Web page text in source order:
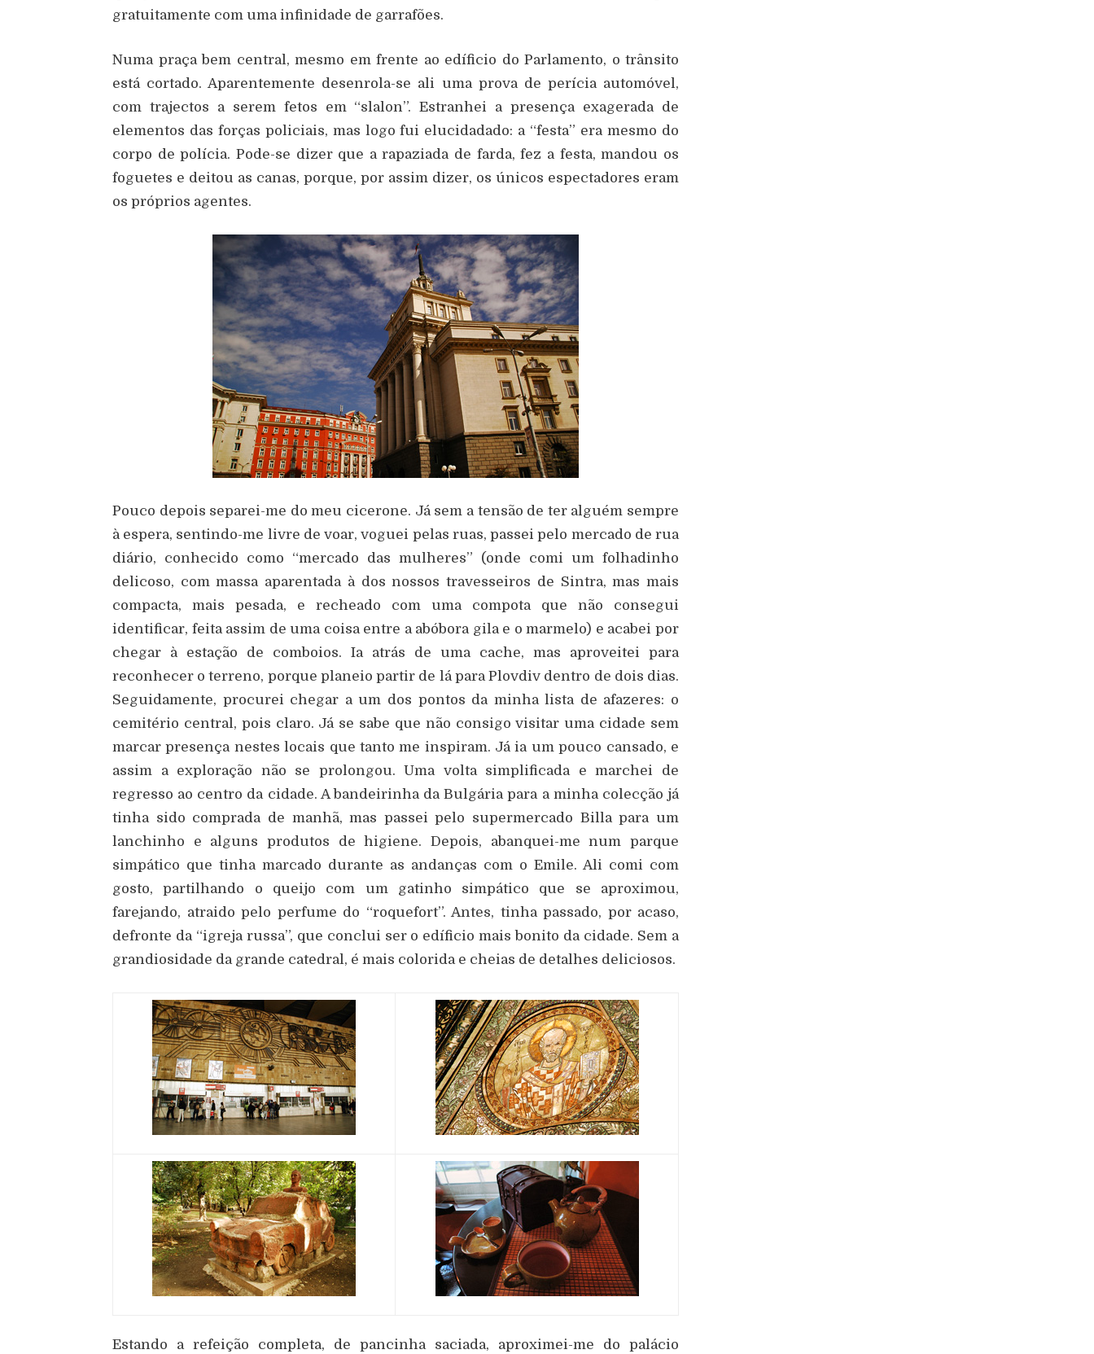
gratuitamente com uma infinidade de garrafões.
Numa praça bem central, mesmo em frente ao edíficio do Parlamento, o trânsito
está cortado. Aparentemente desenrola-se ali uma prova de perícia automóvel,
com trajectos a serem fetos em “slalon”. Estranhei a presença exagerada de
elementos das forças policiais, mas logo fui elucidadado: a “festa” era mesmo do
corpo de polícia. Pode-se dizer que a rapaziada de farda, fez a festa, mandou os
foguetes e deitou as canas, porque, por assim dizer, os únicos espectadores eram
os próprios agentes.
Pouco depois separei-me do meu cicerone. Já sem a tensão de ter alguém sempre
à espera, sentindo-me livre de voar, voguei pelas ruas, passei pelo mercado de rua
diário, conhecido como “mercado das mulheres” (onde comi um folhadinho
delicoso, com massa aparentada à dos nossos travesseiros de Sintra, mas mais
compacta, mais pesada, e recheado com uma compota que não consegui
identificar, feita assim de uma coisa entre a abóbora gila e o marmelo) e acabei por
chegar à estação de comboios. Ia atrás de uma cache, mas aproveitei para
reconhecer o terreno, porque planeio partir de lá para Plovdiv dentro de dois dias.
Seguidamente, procurei chegar a um dos pontos da minha lista de afazeres: o
cemitério central, pois claro. Já se sabe que não consigo visitar uma cidade sem
marcar presença nestes locais que tanto me inspiram. Já ia um pouco cansado, e
assim a exploração não se prolongou. Uma volta simplificada e marchei de
regresso ao centro da cidade. A bandeirinha da Bulgária para a minha colecção já
tinha sido comprada de manhã, mas passei pelo supermercado Billa para um
lanchinho e alguns produtos de higiene. Depois, abanquei-me num parque
simpático que tinha marcado durante as andanças com o Emile. Ali comi com
gosto, partilhando o queijo com um gatinho simpático que se aproximou,
farejando, atraido pelo perfume do “roquefort”. Antes, tinha passado, por acaso,
defronte da “igreja russa”, que conclui ser o edíficio mais bonito da cidade. Sem a
grandiosidade da grande catedral, é mais colorida e cheias de detalhes deliciosos.
Estando a refeição completa, de pancinha saciada, aproximei-me do palácio